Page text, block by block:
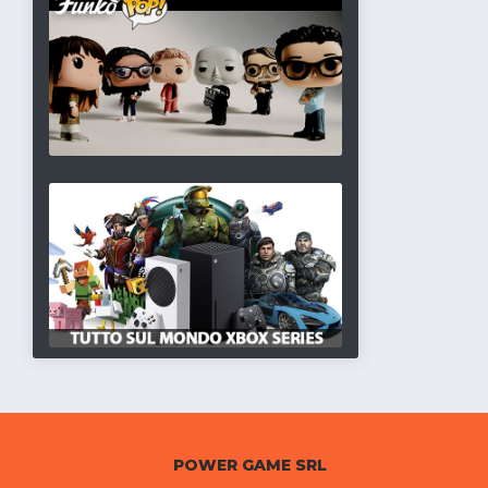
POWER GAME SRL